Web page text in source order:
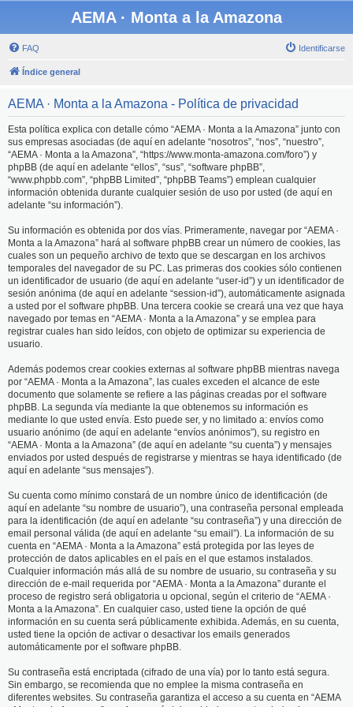
AEMA · Monta a la Amazona
FAQ Identificarse
Índice general
AEMA · Monta a la Amazona - Política de privacidad
Esta política explica con detalle cómo “AEMA · Monta a la Amazona” junto con
sus empresas asociadas (de aquí en adelante “nosotros”, “nos”, “nuestro”,
“AEMA · Monta a la Amazona”, “https://www.monta-amazona.com/foro”) y
phpBB (de aquí en adelante “ellos”, “sus”, “software phpBB”,
“www.phpbb.com”, “phpBB Limited”, “phpBB Teams”) emplean cualquier
información obtenida durante cualquier sesión de uso por usted (de aquí en
adelante “su información”).
Su información es obtenida por dos vías. Primeramente, navegar por “AEMA ·
Monta a la Amazona” hará al software phpBB crear un número de cookies, las
cuales son un pequeño archivo de texto que se descargan en los archivos
temporales del navegador de su PC. Las primeras dos cookies sólo contienen
un identificador de usuario (de aquí en adelante “user-id”) y un identificador de
sesión anónima (de aquí en adelante “session-id”), automáticamente asignada
a usted por el software phpBB. Una tercera cookie se creará una vez que haya
navegado por temas en “AEMA · Monta a la Amazona” y se emplea para
registrar cuales han sido leídos, con objeto de optimizar su experiencia de
usuario.
Además podemos crear cookies externas al software phpBB mientras navega
por “AEMA · Monta a la Amazona”, las cuales exceden el alcance de este
documento que solamente se refiere a las páginas creadas por el software
phpBB. La segunda vía mediante la que obtenemos su información es
mediante lo que usted envía. Esto puede ser, y no limitado a: envíos como
usuario anónimo (de aquí en adelante “envíos anónimos”), su registro en
“AEMA · Monta a la Amazona” (de aquí en adelante “su cuenta”) y mensajes
enviados por usted después de registrarse y mientras se haya identificado (de
aquí en adelante “sus mensajes”).
Su cuenta como mínimo constará de un nombre único de identificación (de
aquí en adelante “su nombre de usuario”), una contraseña personal empleada
para la identificación (de aquí en adelante “su contraseña”) y una dirección de
email personal válida (de aquí en adelante “su email”). La información de su
cuenta en “AEMA · Monta a la Amazona” está protegida por las leyes de
protección de datos aplicables en el país en el que estamos instalados.
Cualquier información más allá de su nombre de usuario, su contraseña y su
dirección de e-mail requerida por “AEMA · Monta a la Amazona” durante el
proceso de registro será obligatoria u opcional, según el criterio de “AEMA ·
Monta a la Amazona”. En cualquier caso, usted tiene la opción de qué
información en su cuenta será públicamente exhibida. Además, en su cuenta,
usted tiene la opción de activar o desactivar los emails generados
automáticamente por el software phpBB.
Su contraseña está encriptada (cifrado de una vía) por lo tanto está segura.
Sin embargo, se recomienda que no emplee la misma contraseña en
diferentes websites. Su contraseña garantiza el acceso a su cuenta en “AEMA